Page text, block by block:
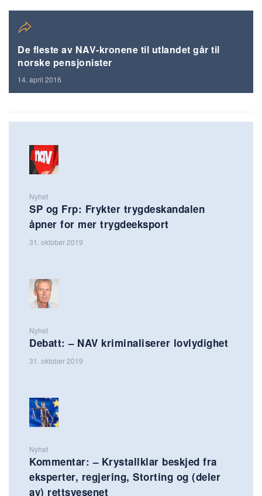
De fleste av NAV-kronene til utlandet går til
norske pensjonister
14. april 2016
Nyhet
SP og Frp: Frykter trygdeskandalen
åpner for mer trygdeeksport
31. oktober 2019
Nyhet
Debatt: – NAV kriminaliserer lovlydighet
31. oktober 2019
Nyhet
Kommentar: – Krystallklar beskjed fra
eksperter, regjering, Storting og (deler
av) rettsvesenet